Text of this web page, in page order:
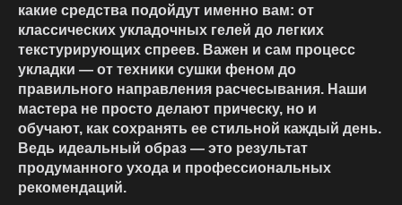
какие средства подойдут именно вам: от
классических укладочных гелей до легких
текстурирующих спреев. Важен и сам процесс
укладки — от техники сушки феном до
правильного направления расчесывания. Наши
мастера не просто делают прическу, но и
обучают, как сохранять ее стильной каждый день.
Ведь идеальный образ — это результат
продуманного ухода и профессиональных
рекомендаций.